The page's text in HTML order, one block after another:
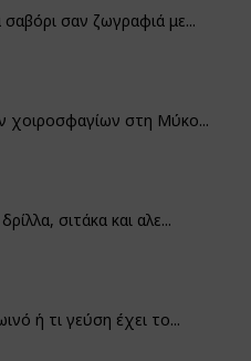
σαν ζωγραφιά με...
χοιροσφαγίων στη Μύκο...
σιτάκα και αλε...
ή τι γεύση έχει το...